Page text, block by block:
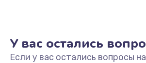
Заказать
У вас остались
Если у вас остались вопросы